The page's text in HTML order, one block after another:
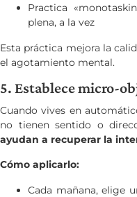
Practica
plena, a la vez
Esta práctica mejora la
el agotamiento mental.
5. Establece micro-
Cuando vives en
no tienen sentido o
ayudan a recuperar la
Cómo aplicarlo:
Cada mañana, elige